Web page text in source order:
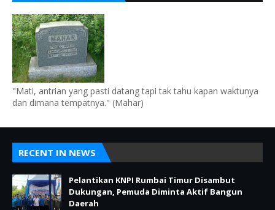
"Mati, antrian yang pasti datang tapi tak tahu kapan waktunya
dan dimana tempatnya." (Mahar)
RECENT IN NEWS
Pelantikan KNPI Rumbai Timur Disambut
Dukungan, Pemuda Diminta Aktif Bangun
Daerah